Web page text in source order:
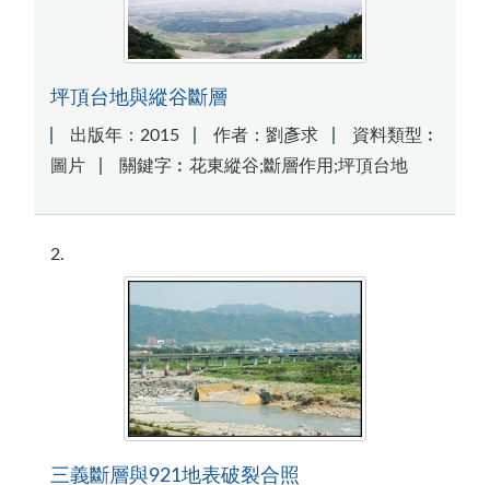
坪頂台地與縱谷斷層
出版年：2015 作者：劉彥求
資料類型︰
圖片
關鍵字︰花東縱谷;斷層作用;坪頂台地
2
三義斷層與921地表破裂合照